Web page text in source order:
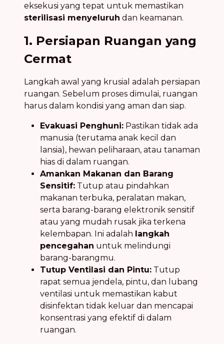
eksekusi yang tepat untuk memastikan
sterilisasi menyeluruh dan keamanan.
1. Persiapan Ruangan yang
Cermat
Langkah awal yang krusial adalah persiapan
ruangan. Sebelum proses dimulai, ruangan
harus dalam kondisi yang aman dan siap.
Evakuasi Penghuni: Pastikan tidak ada
manusia (terutama anak kecil dan
lansia), hewan peliharaan, atau tanaman
hias di dalam ruangan.
Amankan Makanan dan Barang
Sensitif: Tutup atau pindahkan
makanan terbuka, peralatan makan,
serta barang-barang elektronik sensitif
atau yang mudah rusak jika terkena
kelembapan. Ini adalah langkah
pencegahan untuk melindungi
barang-barangmu.
Tutup Ventilasi dan Pintu: Tutup
rapat semua jendela, pintu, dan lubang
ventilasi untuk memastikan kabut
disinfektan tidak keluar dan mencapai
konsentrasi yang efektif di dalam
ruangan.